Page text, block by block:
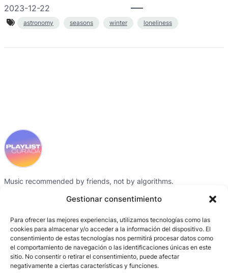
Gestionar consentimiento
Para ofrecer las mejores experiencias, utilizamos tecnologías como las
cookies para almacenar y/o acceder a la información del dispositivo. El
consentimiento de estas tecnologías nos permitirá procesar datos como
el comportamiento de navegación o las identificaciones únicas en este
sitio. No consentir o retirar el consentimiento, puede afectar
negativamente a ciertas características y funciones.
2023-12-22
astronomy seasons winter loneliness
Music recommended by friends, not by algorithms.
SITE MAP
Playlists
Collaborators
Activations
CREDITS
Gris García
BCN Producció /
Entornos digitales
CONTACT
Instagram
Spotify